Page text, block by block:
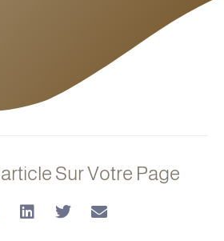
Sur Votre Page